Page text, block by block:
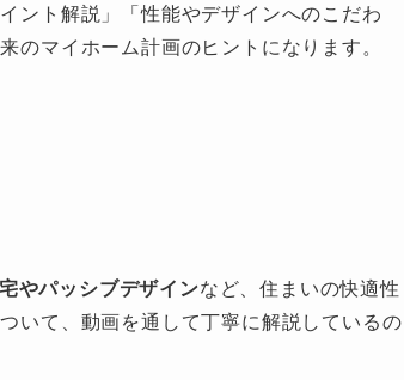
ント解説」「性能やデザインへのこだわ
のマイホーム計画のヒントになります。
やパッシブデザインなど、住まいの快適性
いて、動画を通して丁寧に解説しているの